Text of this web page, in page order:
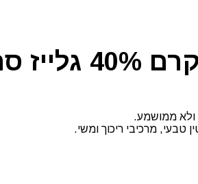
ולא ממושמע.
טבעי, מרכיבי ריכוך ומשי.